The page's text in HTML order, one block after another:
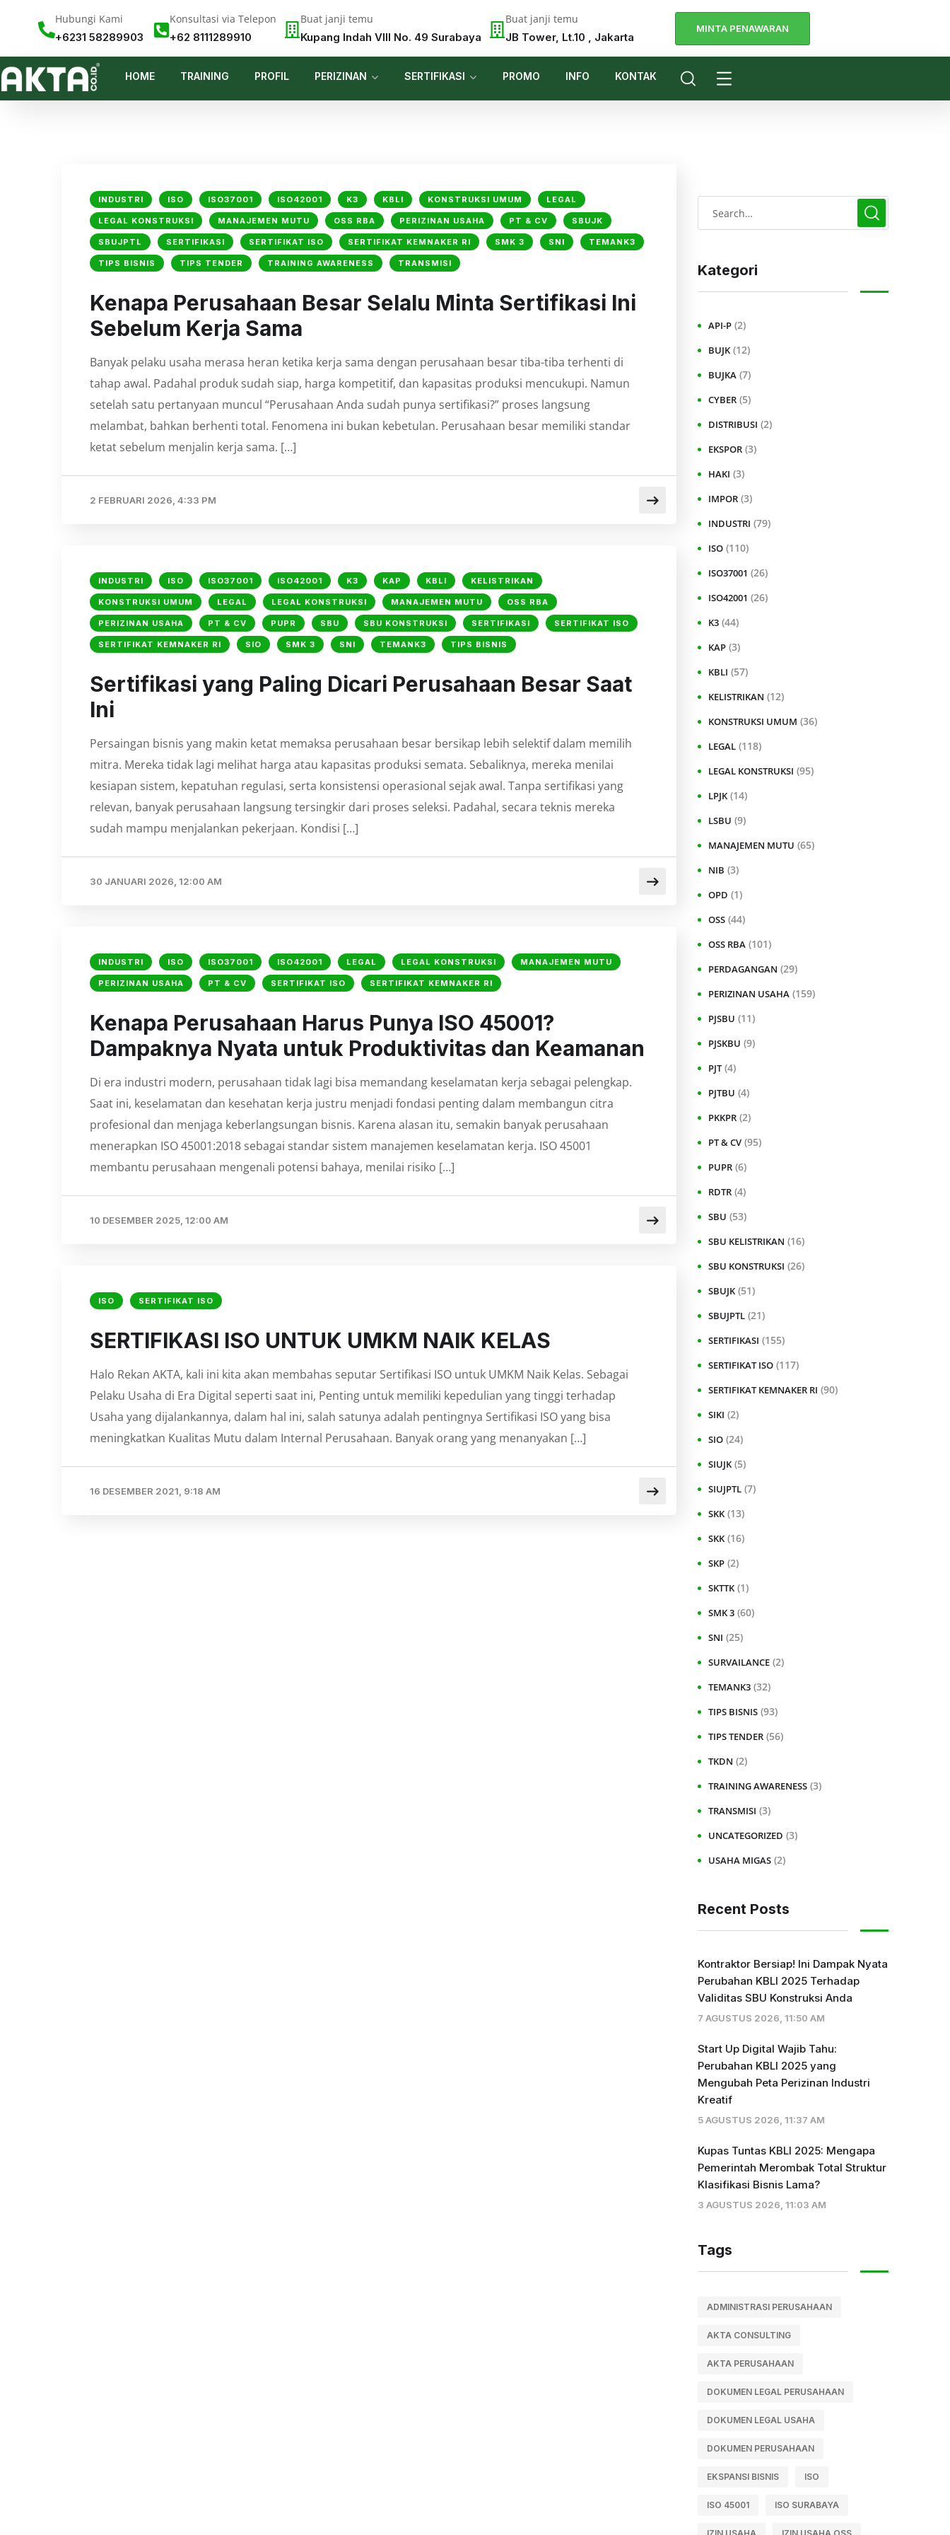
Hubungi Kami
+6231 58289903
Konsultasi via Telepon
+62 8111289910
Buat janji temu
Kupang Indah VIII No. 49 Surabaya
Buat janji temu
JB Tower, Lt.10 , Jakarta
MINTA PENAWARAN
HOME TRAINING PROFIL PERIZINAN SERTIFIKASI PROMO INFO KONTAK
INDUSTRI ISO ISO37001 ISO42001 K3 KBLI KONSTRUKSI UMUM LEGAL
LEGAL KONSTRUKSI MANAJEMEN MUTU OSS RBA PERIZINAN USAHA PT & CV SBUJK
SBUJPTL SERTIFIKASI SERTIFIKAT ISO SERTIFIKAT KEMNAKER RI SMK 3 SNI TEMANK3
TIPS BISNIS TIPS TENDER TRAINING AWARENESS TRANSMISI
Kenapa Perusahaan Besar Selalu Minta Sertifikasi Ini
Sebelum Kerja Sama
Banyak pelaku usaha merasa heran ketika kerja sama dengan perusahaan besar tiba-tiba terhenti di
tahap awal. Padahal produk sudah siap, harga kompetitif, dan kapasitas produksi mencukupi. Namun
setelah satu pertanyaan muncul “Perusahaan Anda sudah punya sertifikasi?” proses langsung
melambat, bahkan berhenti total. Fenomena ini bukan kebetulan. Perusahaan besar memiliki standar
ketat sebelum menjalin kerja sama. […]
2 FEBRUARI 2026, 4:33 PM
INDUSTRI ISO ISO37001 ISO42001 K3 KAP KBLI KELISTRIKAN
KONSTRUKSI UMUM LEGAL LEGAL KONSTRUKSI MANAJEMEN MUTU OSS RBA
PERIZINAN USAHA PT & CV PUPR SBU SBU KONSTRUKSI SERTIFIKASI SERTIFIKAT ISO
SERTIFIKAT KEMNAKER RI SIO SMK 3 SNI TEMANK3 TIPS BISNIS
Sertifikasi yang Paling Dicari Perusahaan Besar Saat
Ini
Persaingan bisnis yang makin ketat memaksa perusahaan besar bersikap lebih selektif dalam memilih
mitra. Mereka tidak lagi melihat harga atau kapasitas produksi semata. Sebaliknya, mereka menilai
kesiapan sistem, kepatuhan regulasi, serta konsistensi operasional sejak awal. Tanpa sertifikasi yang
relevan, banyak perusahaan langsung tersingkir dari proses seleksi. Padahal, secara teknis mereka
sudah mampu menjalankan pekerjaan. Kondisi […]
30 JANUARI 2026, 12:00 AM
INDUSTRI ISO ISO37001 ISO42001 LEGAL LEGAL KONSTRUKSI MANAJEMEN MUTU
PERIZINAN USAHA PT & CV SERTIFIKAT ISO SERTIFIKAT KEMNAKER RI
Kenapa Perusahaan Harus Punya ISO 45001?
Dampaknya Nyata untuk Produktivitas dan Keamanan
Di era industri modern, perusahaan tidak lagi bisa memandang keselamatan kerja sebagai pelengkap.
Saat ini, keselamatan dan kesehatan kerja justru menjadi fondasi penting dalam membangun citra
profesional dan menjaga keberlangsungan bisnis. Karena alasan itu, semakin banyak perusahaan
menerapkan ISO 45001:2018 sebagai standar sistem manajemen keselamatan kerja. ISO 45001
membantu perusahaan mengenali potensi bahaya, menilai risiko […]
10 DESEMBER 2025, 12:00 AM
ISO SERTIFIKAT ISO
SERTIFIKASI ISO UNTUK UMKM NAIK KELAS
Halo Rekan AKTA, kali ini kita akan membahas seputar Sertifikasi ISO untuk UMKM Naik Kelas. Sebagai
Pelaku Usaha di Era Digital seperti saat ini, Penting untuk memiliki kepedulian yang tinggi terhadap
Usaha yang dijalankannya, dalam hal ini, salah satunya adalah pentingnya Sertifikasi ISO yang bisa
meningkatkan Kualitas Mutu dalam Internal Perusahaan. Banyak orang yang menanyakan […]
16 DESEMBER 2021, 9:18 AM
Kategori
API-P (2)
BUJK (12)
BUJKA (7)
CYBER (5)
DISTRIBUSI (2)
EKSPOR (3)
HAKI (3)
IMPOR (3)
INDUSTRI (79)
ISO (110)
ISO37001 (26)
ISO42001 (26)
K3 (44)
KAP (3)
KBLI (57)
KELISTRIKAN (12)
KONSTRUKSI UMUM (36)
LEGAL (118)
LEGAL KONSTRUKSI (95)
LPJK (14)
LSBU (9)
MANAJEMEN MUTU (65)
NIB (3)
OPD (1)
OSS (44)
OSS RBA (101)
PERDAGANGAN (29)
PERIZINAN USAHA (159)
PJSBU (11)
PJSKBU (9)
PJT (4)
PJTBU (4)
PKKPR (2)
PT & CV (95)
PUPR (6)
RDTR (4)
SBU (53)
SBU KELISTRIKAN (16)
SBU KONSTRUKSI (26)
SBUJK (51)
SBUJPTL (21)
SERTIFIKASI (155)
SERTIFIKAT ISO (117)
SERTIFIKAT KEMNAKER RI (90)
SIKI (2)
SIO (24)
SIUJK (5)
SIUJPTL (7)
SKK (13)
SKK (16)
SKP (2)
SKTTK (1)
SMK 3 (60)
SNI (25)
SURVAILANCE (2)
TEMANK3 (32)
TIPS BISNIS (93)
TIPS TENDER (56)
TKDN (2)
TRAINING AWARENESS (3)
TRANSMISI (3)
UNCATEGORIZED (3)
USAHA MIGAS (2)
Recent Posts
Kontraktor Bersiap! Ini Dampak Nyata
Perubahan KBLI 2025 Terhadap
Validitas SBU Konstruksi Anda
7 AGUSTUS 2026, 11:50 AM
Start Up Digital Wajib Tahu:
Perubahan KBLI 2025 yang
Mengubah Peta Perizinan Industri
Kreatif
5 AGUSTUS 2026, 11:37 AM
Kupas Tuntas KBLI 2025: Mengapa
Pemerintah Merombak Total Struktur
Klasifikasi Bisnis Lama?
3 AGUSTUS 2026, 11:03 AM
Tags
ADMINISTRASI PERUSAHAAN
AKTA CONSULTING
AKTA PERUSAHAAN
DOKUMEN LEGAL PERUSAHAAN
DOKUMEN LEGAL USAHA
DOKUMEN PERUSAHAAN
EKSPANSI BISNIS ISO
ISO 45001 ISO SURABAYA